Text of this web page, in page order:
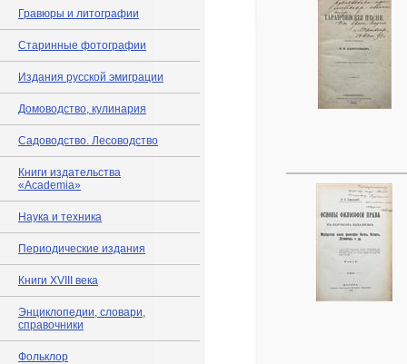
Гравюры и литографии
Старинные фотографии
Издания русской эмиграции
Домоводство, кулинария
Садоводство. Лесоводство
Книги издательства
«Academia»
Наука и техника
Периодические издания
Книги XVIII века
Энциклопедии, словари,
справочники
Фольклор